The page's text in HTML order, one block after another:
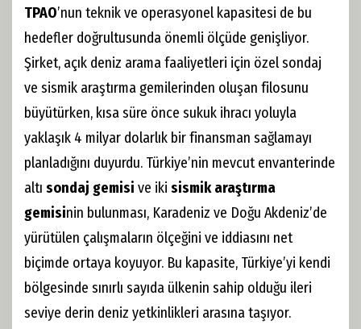
TPAO’nun teknik ve operasyonel kapasitesi de bu
hedefler doğrultusunda önemli ölçüde genişliyor.
Şirket, açık deniz arama faaliyetleri için özel sondaj
ve sismik araştırma gemilerinden oluşan filosunu
büyütürken, kısa süre önce sukuk ihracı yoluyla
yaklaşık 4 milyar dolarlık bir finansman sağlamayı
planladığını duyurdu. Türkiye’nin mevcut envanterinde
altı sondaj gemisi ve iki sismik araştırma
gemisinin bulunması, Karadeniz ve Doğu Akdeniz’de
yürütülen çalışmaların ölçeğini ve iddiasını net
biçimde ortaya koyuyor. Bu kapasite, Türkiye’yi kendi
bölgesinde sınırlı sayıda ülkenin sahip olduğu ileri
seviye derin deniz yetkinlikleri arasına taşıyor.